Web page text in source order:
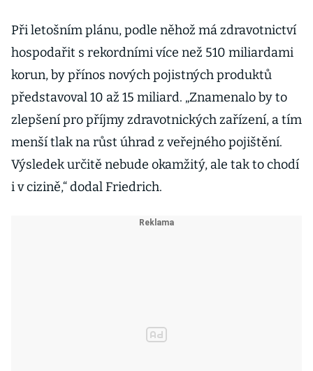
Při letošním plánu, podle něhož má zdravotnictví
hospodařit s rekordními více než 510 miliardami
korun, by přínos nových pojistných produktů
představoval 10 až 15 miliard. „Znamenalo by to
zlepšení pro příjmy zdravotnických zařízení, a tím
menší tlak na růst úhrad z veřejného pojištění.
Výsledek určitě nebude okamžitý, ale tak to chodí
i v cizině,“ dodal Friedrich.